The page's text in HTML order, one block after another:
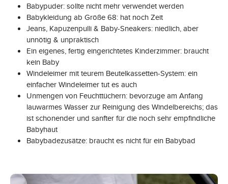
Babypuder: sollte nicht mehr verwendet werden
Babykleidung ab Größe 68: hat noch Zeit
Jeans, Kapuzenpulli & Baby-Sneakers: niedlich, aber
unnötig & unpraktisch
Ein eigenes, fertig eingerichtetes Kinderzimmer: braucht
kein Baby
Windeleimer mit teurem Beutelkassetten-System: ein
einfacher Windeleimer tut es auch
Unmengen von Feuchttüchern: bevorzuge am Anfang
lauwarmes Wasser zur Reinigung des Windelbereichs; das
ist schonender und sanfter für die noch sehr empfindliche
Babyhaut
Babybadezusätze: braucht es nicht für ein Babybad